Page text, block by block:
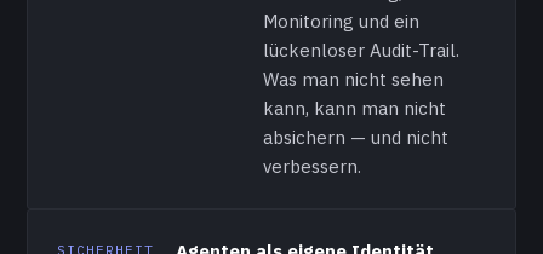
Monitoring und ein
lückenloser Audit-Trail.
Was man nicht sehen
kann, kann man nicht
absichern — und nicht
verbessern.
SICHERHEIT